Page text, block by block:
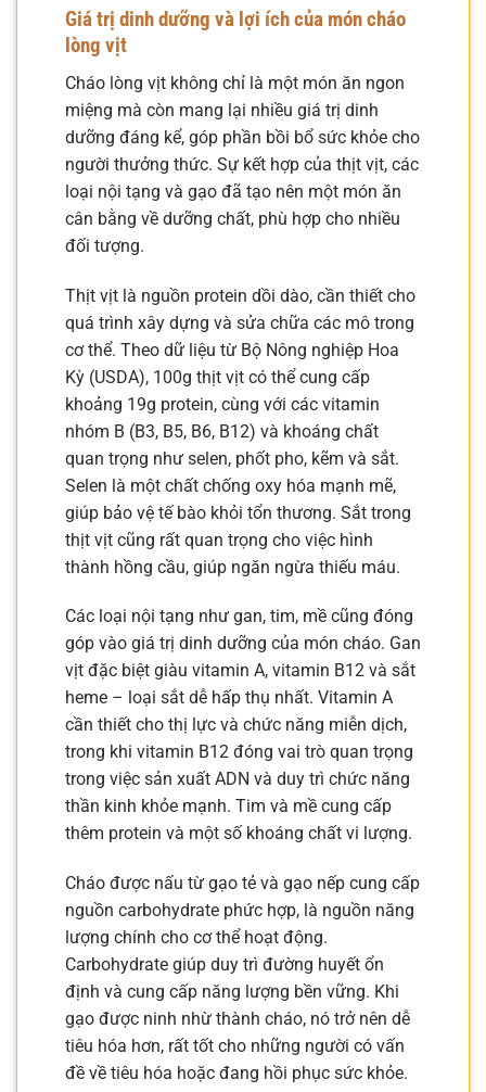
Giá trị dinh dưỡng và lợi ích của món cháo
lòng vịt
Cháo lòng vịt không chỉ là một món ăn ngon
miệng mà còn mang lại nhiều giá trị dinh
dưỡng đáng kể, góp phần bồi bổ sức khỏe cho
người thưởng thức. Sự kết hợp của thịt vịt, các
loại nội tạng và gạo đã tạo nên một món ăn
cân bằng về dưỡng chất, phù hợp cho nhiều
đối tượng.
Thịt vịt là nguồn protein dồi dào, cần thiết cho
quá trình xây dựng và sửa chữa các mô trong
cơ thể. Theo dữ liệu từ Bộ Nông nghiệp Hoa
Kỳ (USDA), 100g thịt vịt có thể cung cấp
khoảng 19g protein, cùng với các vitamin
nhóm B (B3, B5, B6, B12) và khoáng chất
quan trọng như selen, phốt pho, kẽm và sắt.
Selen là một chất chống oxy hóa mạnh mẽ,
giúp bảo vệ tế bào khỏi tổn thương. Sắt trong
thịt vịt cũng rất quan trọng cho việc hình
thành hồng cầu, giúp ngăn ngừa thiếu máu.
Các loại nội tạng như gan, tim, mề cũng đóng
góp vào giá trị dinh dưỡng của món cháo. Gan
vịt đặc biệt giàu vitamin A, vitamin B12 và sắt
heme – loại sắt dễ hấp thụ nhất. Vitamin A
cần thiết cho thị lực và chức năng miễn dịch,
trong khi vitamin B12 đóng vai trò quan trọng
trong việc sản xuất ADN và duy trì chức năng
thần kinh khỏe mạnh. Tim và mề cung cấp
thêm protein và một số khoáng chất vi lượng.
Cháo được nấu từ gạo tẻ và gạo nếp cung cấp
nguồn carbohydrate phức hợp, là nguồn năng
lượng chính cho cơ thể hoạt động.
Carbohydrate giúp duy trì đường huyết ổn
định và cung cấp năng lượng bền vững. Khi
gạo được ninh nhừ thành cháo, nó trở nên dễ
tiêu hóa hơn, rất tốt cho những người có vấn
đề về tiêu hóa hoặc đang hồi phục sức khỏe.